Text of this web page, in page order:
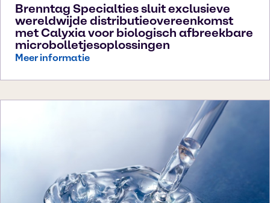
Brenntag Specialties sluit exclusieve
wereldwijde distributieovereenkomst
met Calyxia voor biologisch afbreekbare
microbolletjesoplossingen
Meer informatie